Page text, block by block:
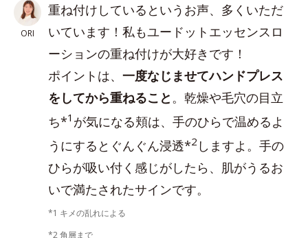
ORI
重ね付けしているというお声、多くいただ
いています！私もユードットエッセンスロ
ーションの重ね付けが大好きです！
ポイントは、 一度なじませてハンドプレス
をしてから重ねること 。乾燥や毛穴の目立
ち*1 が気になる頬は、手のひらで温めるよ
うにするとぐんぐん浸透*2 しますよ。手の
ひらが吸い付く感じがしたら、肌がうるお
いで満たされたサインです。
*1 キメの乱れによる
*2 角層まで